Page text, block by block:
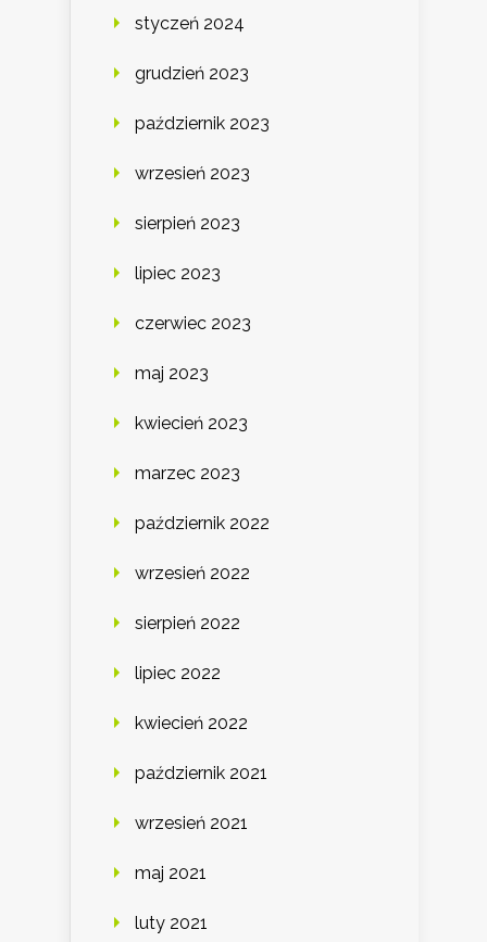
styczeń 2024
grudzień 2023
październik 2023
wrzesień 2023
sierpień 2023
lipiec 2023
czerwiec 2023
maj 2023
kwiecień 2023
marzec 2023
październik 2022
wrzesień 2022
sierpień 2022
lipiec 2022
kwiecień 2022
październik 2021
wrzesień 2021
maj 2021
luty 2021